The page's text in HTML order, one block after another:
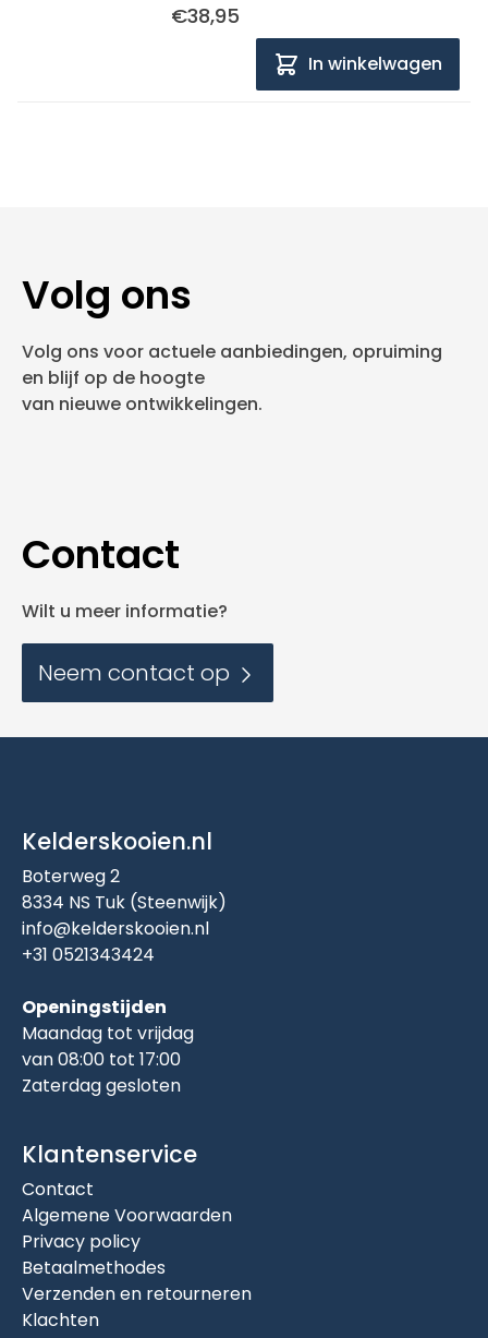
€38,95
In winkelwagen
Volg ons
Volg ons voor actuele aanbiedingen, opruiming
en blijf op de hoogte
van nieuwe ontwikkelingen.
Contact
Wilt u meer informatie?
Neem contact op
Kelderskooien.nl
Boterweg 2
8334 NS Tuk (Steenwijk)
info@kelderskooien.nl
+31 0521343424
Openingstijden
Maandag tot vrijdag
van 08:00 tot 17:00
Zaterdag gesloten
Klantenservice
Contact
Algemene Voorwaarden
Privacy policy
Betaalmethodes
Verzenden en retourneren
Klachten